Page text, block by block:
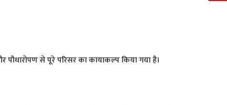
से पूरे परिसर का कायाकल्प किया गया है।